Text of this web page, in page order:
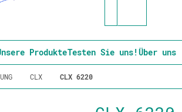
ProdukteTesten Sie uns!Über uns
CLX CLX 6220